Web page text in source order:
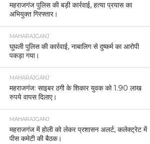
महराजगंज पुलिस की बड़ी कार्रवाई, हत्या प्रयास का
अभियुक्त गिरफ्तार।
MAHARAJGANJ
घुघली पुलिस की कार्रवाई, नाबालिग से दुष्कर्म का आरोपी
पकड़ा गया।
MAHARAJGANJ
महराजगंज: साइबर ठगी के शिकार युवक को 1.90 लाख
रुपये वापस दिलाए।
MAHARAJGANJ
महराजगंज में होली को लेकर प्रशासन अलर्ट, कलेक्ट्रेट में
पीस कमेटी की बैठक।